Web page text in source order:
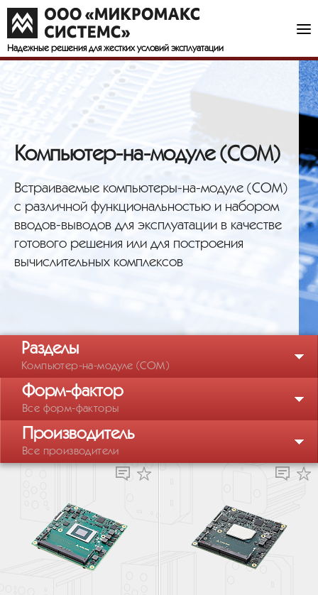
Надежные решения для жестких условий эксплуатации
Компьютер-на-модуле (COM)
Встраиваемые компьютеры-на-модуле (COM)
с различной функциональностью и набором
вводов-выводов для эксплуатации в качестве
готового решения или для построения
вычислительных комплексов
Разделы
Компьютер-на-модуле (COM)
Форм-фактор
Все форм-факторы
Производитель
Все производители